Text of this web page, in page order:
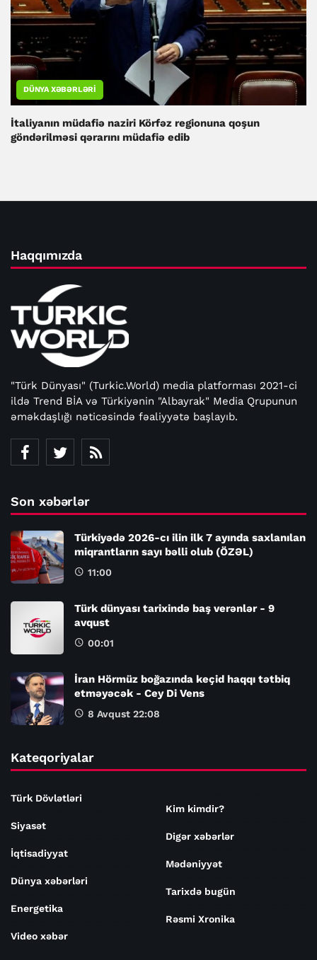
DÜNYA XƏBƏRLƏRI
İtaliyanın müdafiə naziri Körfəz regionuna qoşun
göndərilməsi qərarını müdafiə edib
Haqqımızda
"Türk Dünyası" (Turkic.World) media platforması 2021-ci
ildə Trend BİA və Türkiyənin "Albayrak" Media Qrupunun
əməkdaşlığı nəticəsində fəaliyyətə başlayıb.
Son xəbərlər
Türkiyədə 2026-cı ilin ilk 7 ayında saxlanılan
miqrantların sayı bəlli olub (ÖZƏL)
11:00
Türk dünyası tarixində baş verənlər - 9
avqust
00:01
İran Hörmüz boğazında keçid haqqı tətbiq
etməyəcək - Cey Di Vens
8 Avqust 22:08
Kateqoriyalar
Türk Dövlətləri
Siyasət
İqtisadiyyat
Dünya xəbərləri
Energetika
Video xəbər
Kim kimdir?
Digər xəbərlər
Mədəniyyət
Tarixdə bugün
Rəsmi Xronika